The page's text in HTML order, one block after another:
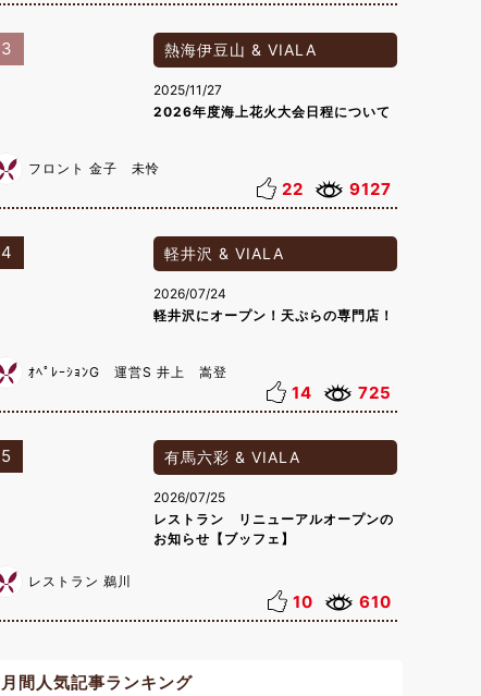
3 熱海伊豆山 & VIALA
2025/11/27
2026年度海上花火大会日程について
フロント 金子 未怜
22 9127
4 軽井沢 & VIALA
2026/07/24
軽井沢にオープン！天ぷらの専門店！
ｵﾍﾟﾚｰｼｮﾝG 運営S 井上 嵩登
14 725
5 有馬六彩 & VIALA
2026/07/25
レストラン リニューアルオープンの
お知らせ【ブッフェ】
レストラン 鵜川
10 610
月間人気記事ランキング